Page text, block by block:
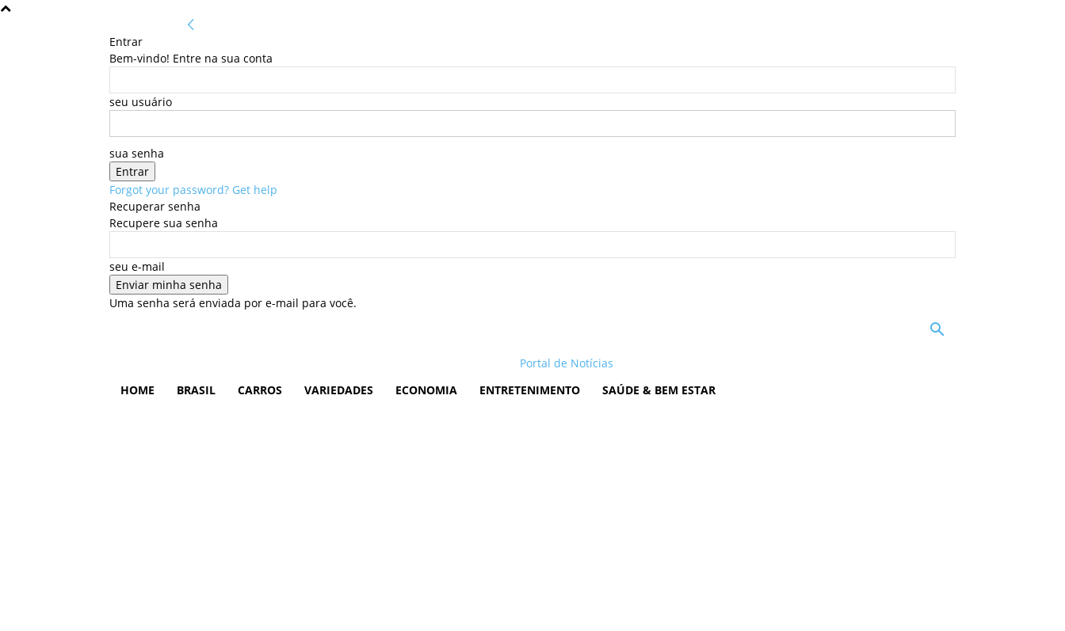
Entrar
Bem-vindo! Entre na sua conta
seu usuário
sua senha
Forgot your password? Get help
Recuperar senha
Recupere sua senha
seu e-mail
Uma senha será enviada por e-mail para você.
Portal de Notícias
HOME
BRASIL CARROS VARIEDADES ECONOMIA ENTRETENIMENTO SAÚDE & BEM ESTAR